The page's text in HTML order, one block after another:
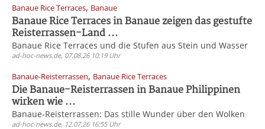
Banaue Rice Terraces, Banaue
Banaue Rice Terraces in Banaue zeigen das gestufte
Reisterrassen-Land ...
Banaue Rice Terraces und die Stufen aus Stein und Wasser
ad-hoc-news.de, 07.08.26 10:19 Uhr
Banaue-Reisterrassen, Banaue Rice Terraces
Die Banaue-Reisterrassen in Banaue Philippinen
wirken wie ...
Banaue-Reisterrassen: Das stille Wunder über den Wolken
ad-hoc-news.de, 12.07.26 16:55 Uhr